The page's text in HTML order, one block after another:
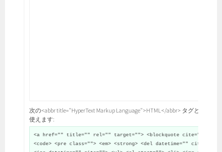
次の<abbr title="HyperText Markup Language">HTML</abbr> タグと属性が
使えます:
<a href="" title="" rel="" target=""> <blockquote cite="">
<code> <pre class=""> <em> <strong> <del datetime="" cite="">